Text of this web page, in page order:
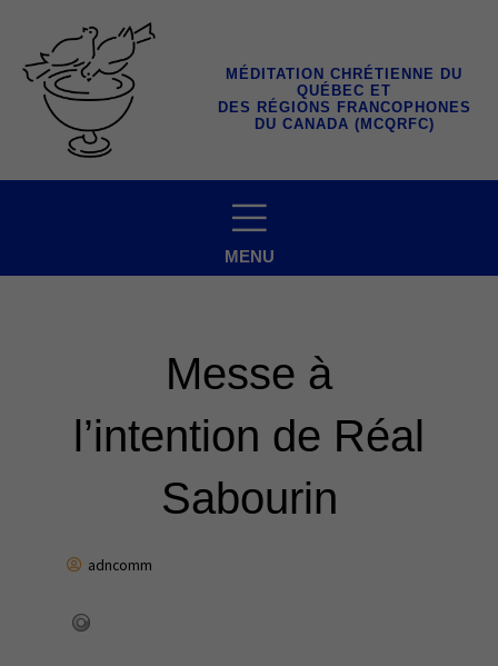
contenu
MÉDITATION CHRÉTIENNE DU
QUÉBEC ET
DES RÉGIONS FRANCOPHONES
DU CANADA (MCQRFC)
MENU
Messe à
l’intention de Réal
Sabourin
adncomm